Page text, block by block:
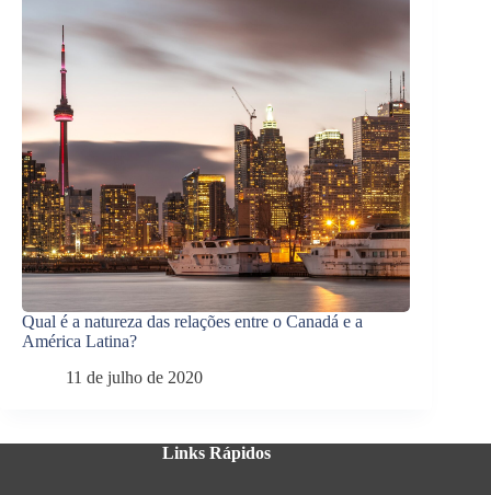
Qual é a natureza das relações entre o Canadá e a
América Latina?
11 de julho de 2020
Links Rápidos